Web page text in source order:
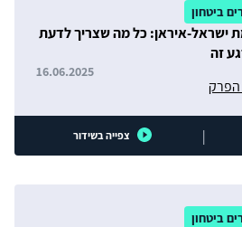
ביטחון
ישראל-איראן: כל מה שצריך לדעת
זה
הפרק
16.06.2025
| צפייה בשידור
ביטחון